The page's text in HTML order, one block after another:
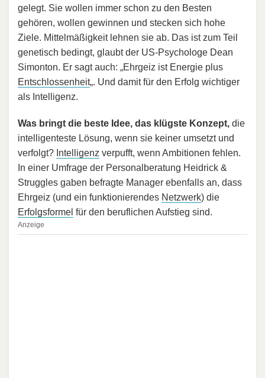
gelegt. Sie wollen immer schon zu den Besten
gehören, wollen gewinnen und stecken sich hohe
Ziele. Mittelmäßigkeit lehnen sie ab. Das ist zum Teil
genetisch bedingt, glaubt der US-Psychologe Dean
Simonton. Er sagt auch: „Ehrgeiz ist Energie plus
Entschlossenheit„. Und damit für den Erfolg wichtiger
als Intelligenz.
Was bringt die beste Idee, das klügste Konzept, die
intelligenteste Lösung, wenn sie keiner umsetzt und
verfolgt? Intelligenz verpufft, wenn Ambitionen fehlen.
In einer Umfrage der Personalberatung Heidrick &
Struggles gaben befragte Manager ebenfalls an, dass
Ehrgeiz (und ein funktionierendes Netzwerk) die
Erfolgsformel für den beruflichen Aufstieg sind.
Anzeige